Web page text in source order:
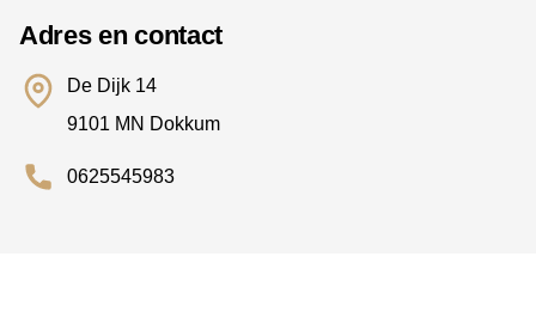
Adres en contact
De Dijk 14
9101 MN Dokkum
0625545983